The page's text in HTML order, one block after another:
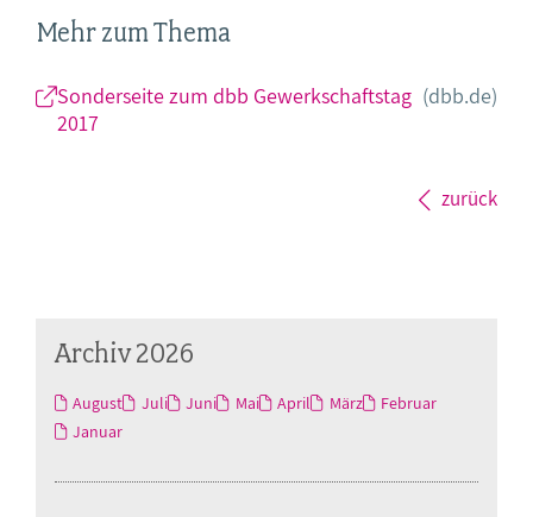
Mehr zum Thema
Sonderseite zum dbb Gewerkschaftstag
2017
(dbb.de)
zurück
Archiv 2026
August Juli Juni Mai April März
Februar
Januar